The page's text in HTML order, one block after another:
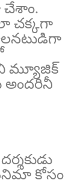
చేశాం.
చక్కగా
మ్యూజిక్
అందరినీ
కోసం